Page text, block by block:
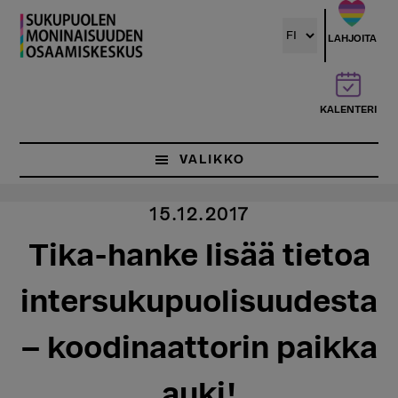
Hyppää
pääsisältöön
LAHJOITA
KALENTERI
VALIKKO
15.12.2017
Tika-hanke lisää tietoa
intersukupuolisuudesta
– koodinaattorin paikka